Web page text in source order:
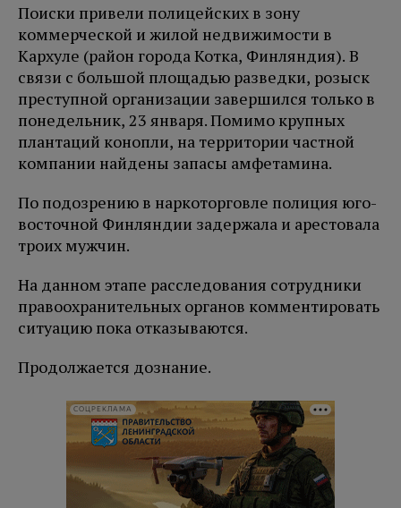
Поиски привели полицейских в зону
коммерческой и жилой недвижимости в
Кархуле (район города Котка, Финляндия). В
связи с большой площадью разведки, розыск
преступной организации завершился только в
понедельник, 23 января. Помимо крупных
плантаций конопли, на территории частной
компании найдены запасы амфетамина.
По подозрению в наркоторговле полиция юго-
восточной Финляндии задержала и арестовала
троих мужчин.
На данном этапе расследования сотрудники
правоохранительных органов комментировать
ситуацию пока отказываются.
Продолжается дознание.
СОЦРЕКЛАМА